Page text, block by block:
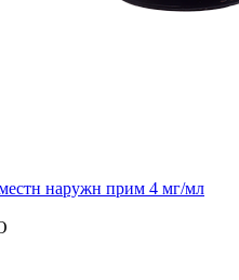
наружн прим 4 мг/мл